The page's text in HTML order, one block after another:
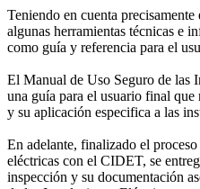
Teniendo en cuenta precisamente
algunas herramientas técnicas e
como guía y referencia para el
El Manual de Uso Seguro de las
una guía para el usuario final
y su aplicación especifica a las
En adelante, finalizado el
eléctricas con el CIDET, se
inspección y su documentación